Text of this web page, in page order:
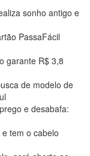
sonho antigo e
PassaFácil
garante R$ 3,8
de modelo de
e desabafa:
tem o cabelo